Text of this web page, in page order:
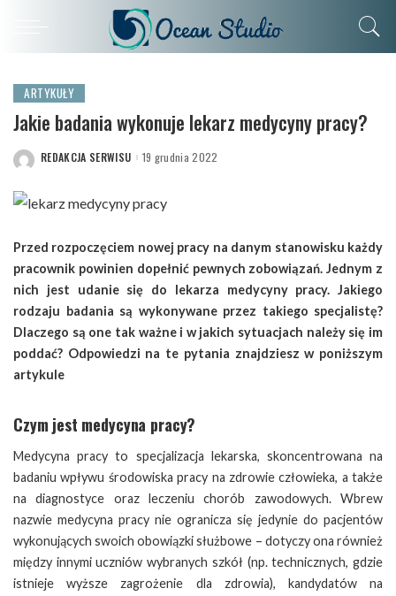
ARTYKUŁY
Jakie badania wykonuje lekarz medycyny pracy?
POSTED
REDAKCJA SERWISU 19 grudnia 2022
Przed rozpoczęciem nowej pracy na danym stanowisku każdy
pracownik powinien dopełnić pewnych zobowiązań. Jednym z
nich jest udanie się do lekarza medycyny pracy. Jakiego
rodzaju badania są wykonywane przez takiego specjalistę?
Dlaczego są one tak ważne i w jakich sytuacjach należy się im
poddać? Odpowiedzi na te pytania znajdziesz w poniższym
artykule
Czym jest medycyna pracy?
Medycyna pracy to specjalizacja lekarska, skoncentrowana na
badaniu wpływu środowiska pracy na zdrowie człowieka, a także
na diagnostyce oraz leczeniu chorób zawodowych. Wbrew
nazwie medycyna pracy nie ogranicza się jedynie do pacjentów
wykonujących swoich obowiązki służbowe – dotyczy ona również
między innymi uczniów wybranych szkół (np. technicznych, gdzie
istnieje wyższe zagrożenie dla zdrowia), kandydatów na